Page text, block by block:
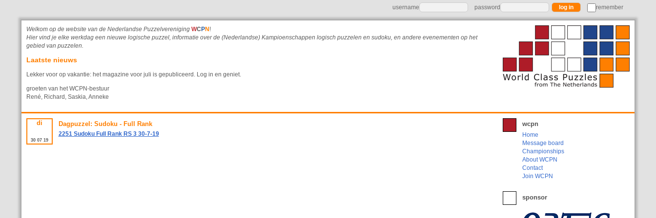
username password remember
Welkom op de website van de Nederlandse Puzzelvereniging WC PN !
Hier vind je elke werkdag een nieuwe logische puzzel, informatie over de (Nederlandse) Kampioenschappen logisch puzzelen en sudoku, en andere evenementen op het
gebied van puzzelen.
Laatste nieuws
Lekker voor op vakantie: het magazine voor juli is gepubliceerd. Log in en geniet.
groeten van het WCPN-bestuur
René, Richard, Saskia, Anneke
di
30 07 19
Dagpuzzel: Sudoku - Full Rank
2251 Sudoku Full Rank RS 3 30-7-19
wcpn
Home
Message board
Championships
About WCPN
Contact
Join WCPN
sponsor